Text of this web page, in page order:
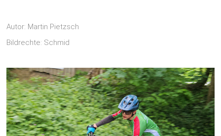
Autor: Martin Pietzsch
Bildrechte: Schmid